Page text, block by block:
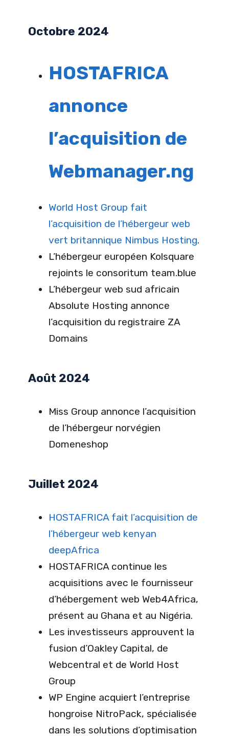
Octobre 2024
HOSTAFRICA
annonce
l’acquisition de
Webmanager.ng
World Host Group fait
l’acquisition de l’hébergeur web
vert britannique Nimbus Hosting.
L’hébergeur européen Kolsquare
rejoints le consoritum team.blue
L’hébergeur web sud africain
Absolute Hosting annonce
l’acquisition du registraire ZA
Domains
Août 2024
Miss Group annonce l’acquisition
de l’hébergeur norvégien
Domeneshop
Juillet 2024
HOSTAFRICA fait l’acquisition de
l’hébergeur web kenyan
deepAfrica
HOSTAFRICA continue les
acquisitions avec le fournisseur
d’hébergement web Web4Africa,
présent au Ghana et au Nigéria.
Les investisseurs approuvent la
fusion d’Oakley Capital, de
Webcentral et de World Host
Group
WP Engine acquiert l’entreprise
hongroise NitroPack, spécialisée
dans les solutions d’optimisation